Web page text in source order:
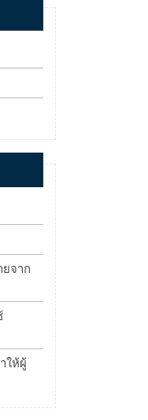
จาก
ให้ผู้